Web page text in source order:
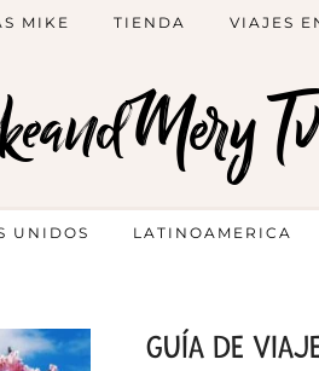
Tv
MIKE TIENDA VIAJES
UNIDOS LATINOAMERICA
GUÍA DE